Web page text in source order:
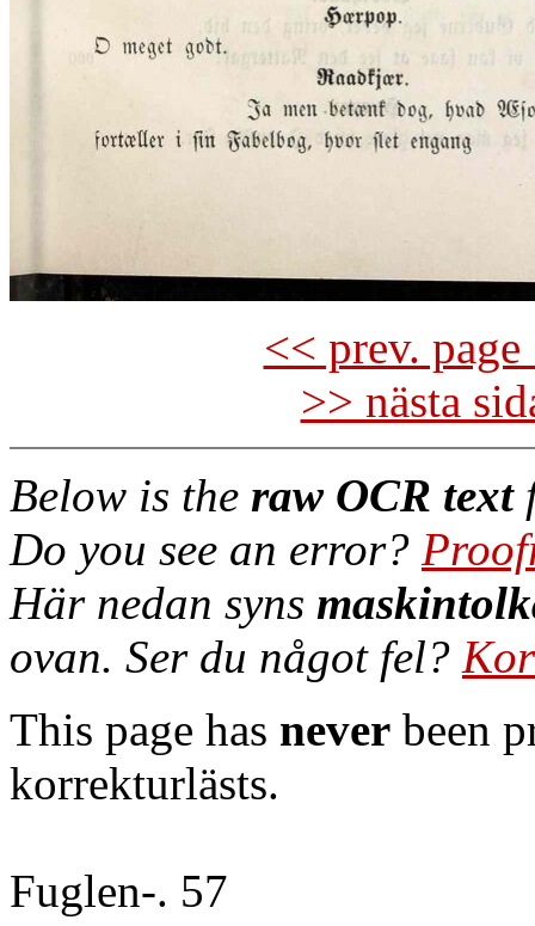
<< prev.
>> nästa
Below is the raw OCR text
Do you see an error?
Här nedan syns
ovan. Ser du något fel?
This page has never been
korrekturlästs.
Fuglen-. 57